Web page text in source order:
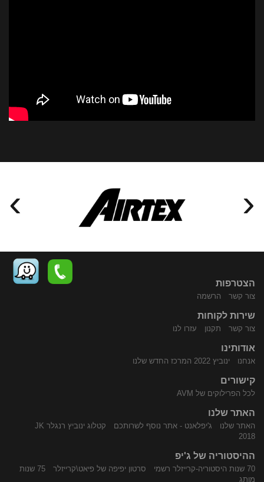
› ‹
הצטרפות
צור קשר הרשמה
שירות לקוחות
צור קשר תקנון עזרו לנו
אודותינו
אנחנו ינוביץ 2022 המרכז החדש שלנו
קישורים
לכל הפרילוקים של AVM
האתר שלנו
האתר שלנו ג'יפלאנט - אתר נוסף לשרותכם
קטלוג ינוביץ רנגלר JK
2018
ההיסטוריה של ג'יפ
70 שנות היסטוריה-קרייזלר רשמי סרטון יפיפה של פיאט\קרייזלר
75 שנות
מותג